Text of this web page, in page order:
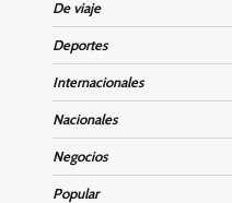
De viaje
Deportes
Internacionales
Nacionales
Negocios
Popular